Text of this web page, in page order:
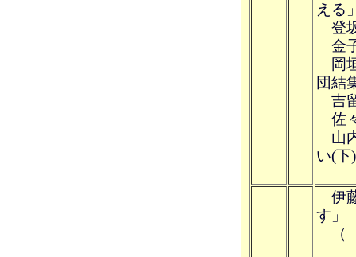
える
登
金
岡
団結
吉
佐
山
い(下
伊
す」
（